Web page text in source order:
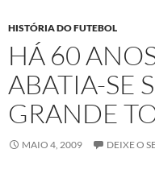
HISTÓRIA DO FUTEBOL
HÁ 60
ABATIA-SE
GRANDE
MAIO 4, 2009 DEIXE O